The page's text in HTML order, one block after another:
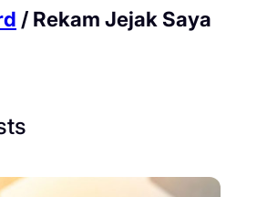
/ Rekam Jejak Saya